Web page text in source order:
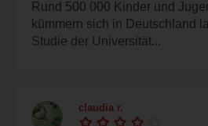
Rund 500 000 Kinder und
kümmern sich in Deutschland
Studie der Universität...
claudia r.